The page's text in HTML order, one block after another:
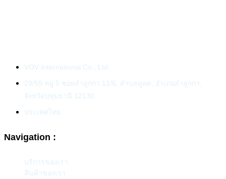
VOV International Co., Ltd.
29/59 หมู่ 5 ซอยลำลูกกา 11/6, ตำบลคูคต, อำเภอลำลูกกา,
จังหวัดปทุมธานี 12130
ประเทศไทย
Navigation :
บริการของเรา
สินค้าของเรา